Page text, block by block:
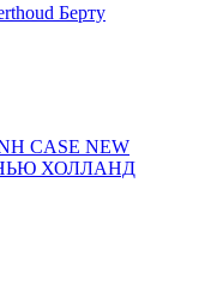
Берту
CASE NEW
ХОЛЛАНД